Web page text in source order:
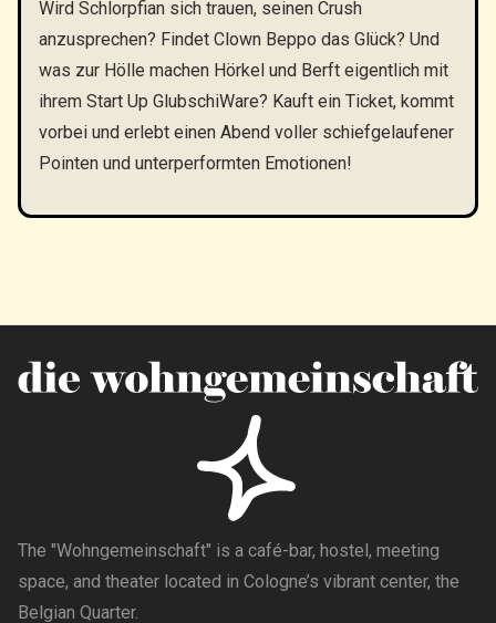
Wird Schlorpfian sich trauen, seinen Crush
anzusprechen? Findet Clown Beppo das Glück? Und
was zur Hölle machen Hörkel und Berft eigentlich mit
ihrem Start Up GlubschiWare? Kauft ein Ticket, kommt
vorbei und erlebt einen Abend voller schiefgelaufener
Pointen und unterperformten Emotionen!
The "Wohngemeinschaft" is a café-bar, hostel, meeting
space, and theater located in Cologne’s vibrant center, the
Belgian Quarter.